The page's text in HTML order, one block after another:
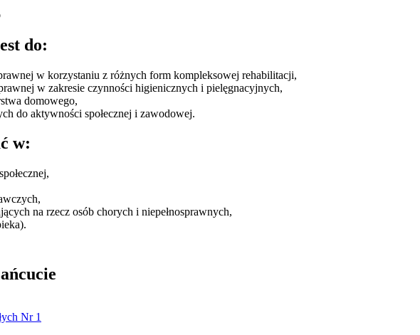
do:
w korzystaniu z różnych form kompleksowej rehabilitacji,
w zakresie czynności higienicznych i pielęgnacyjnych,
domowego,
do aktywności społecznej i zawodowej.
w:
na rzecz osób chorych i niepełnosprawnych,
Nr 1